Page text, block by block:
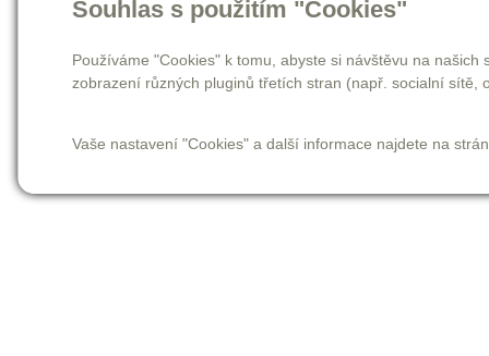
Souhlas s použitím "Cookies"
Používáme "Cookies" k tomu, abyste si návštěvu na
zobrazení různých pluginů třetích stran (např. socialní sítě,
Vaše nastavení "Cookies" a další informace najdete na